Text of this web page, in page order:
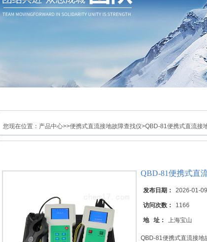
您现在位置： 产品中心>>便携式直流接地故障查找仪>QBD-81便携式直流接
QBD-81便携式直
发布日期： 2026-01-09
访问次数： 1166
地 址： 上海宝山
QBD-81便携式直流接地